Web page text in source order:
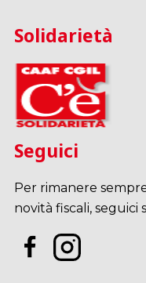
Solidarietà
Seguici
Per rimanere
novità fiscali, seguici